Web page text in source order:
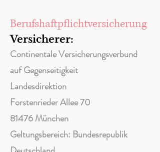
Berufshaftpflichtversicherung
Versicherer:
Continentale Versicherungsverbund
auf Gegenseitigkeit
Landesdirektion
Forstenrieder Allee 70
81476 München
Geltungsbereich: Bundesrepublik